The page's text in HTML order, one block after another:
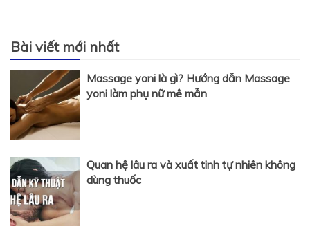
Bài viết mới nhất
Massage yoni là gì? Hướng dẫn Massage
yoni làm phụ nữ mê mẫn
Quan hệ lâu ra và xuất tinh tự nhiên không
dùng thuốc